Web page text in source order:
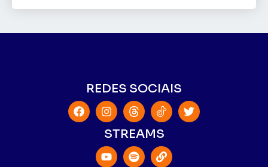
REDES SOCIAIS
STREAMS